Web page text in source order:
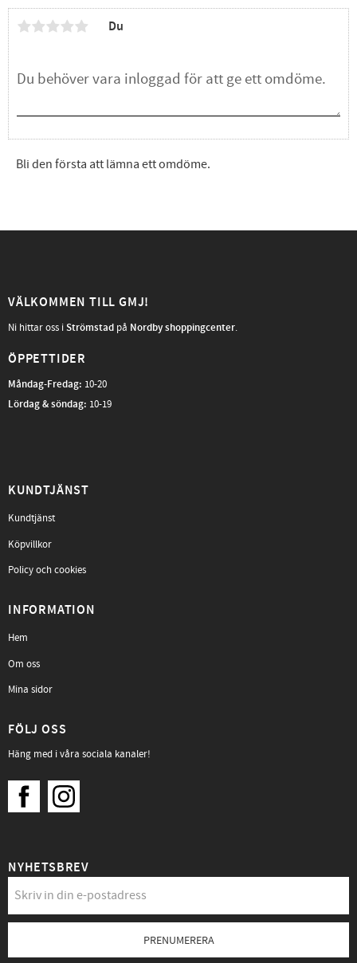
Du
Bli den första att lämna ett omdöme.
VÄLKOMMEN TILL GMJ!
Ni hittar oss iStrömstad på Nordby shoppingcenter.
ÖPPETTIDER
Måndag-Fredag: 10-20
Lördag & söndag: 10-19
KUNDTJÄNST
Kundtjänst
Köpvillkor
Policy och cookies
INFORMATION
Hem
Om oss
Mina sidor
FÖLJ OSS
Häng med i våra sociala kanaler!
NYHETSBREV
PRENUMERERA